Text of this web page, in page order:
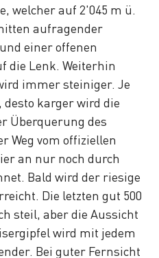
welcher auf 2'045 m ü.
aufragender
einer offenen
die Lenk. Weiterhin
immer steiniger. Je
karger wird die
Überquerung des
Weg vom offiziellen
an nur noch durch
Bald wird der riesige
Die letzten gut 500
steil, aber die Aussicht
wird mit jedem
Bei guter Fernsicht